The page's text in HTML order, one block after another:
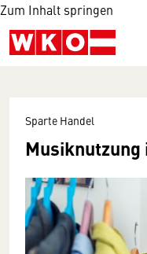
Zum Inhalt springen
Sparte Handel